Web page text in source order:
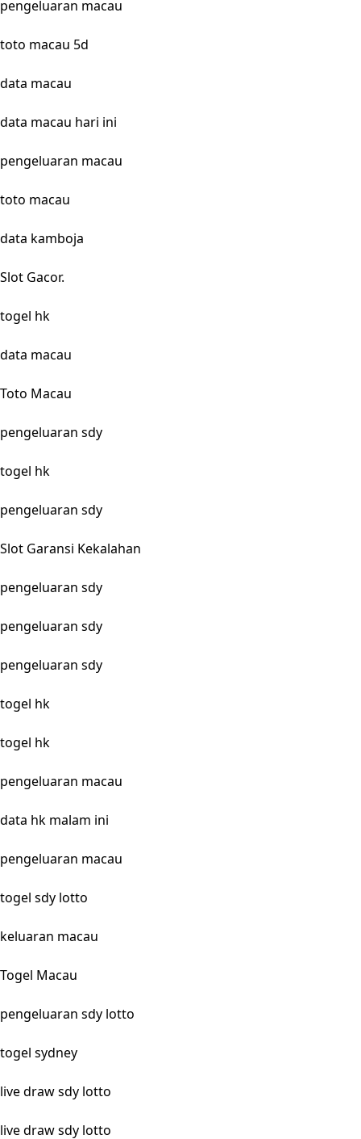
pengeluaran macau
toto macau 5d
data macau
data macau hari ini
pengeluaran macau
toto macau
data kamboja
Slot Gacor.
togel hk
data macau
Toto Macau
pengeluaran sdy
togel hk
pengeluaran sdy
Slot Garansi Kekalahan
pengeluaran sdy
pengeluaran sdy
pengeluaran sdy
togel hk
togel hk
pengeluaran macau
data hk malam ini
pengeluaran macau
togel sdy lotto
keluaran macau
Togel Macau
pengeluaran sdy lotto
togel sydney
live draw sdy lotto
live draw sdy lotto